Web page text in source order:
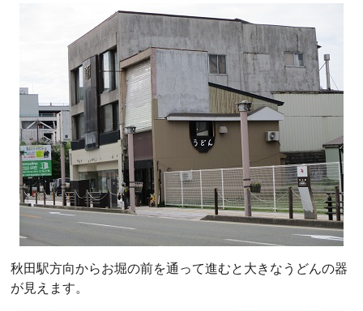
o
k
秋田駅方向からお堀の前を通って進むと大きなうどんの器
が見えます。